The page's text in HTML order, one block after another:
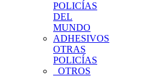
POLICÍAS
DEL
MUNDO
ADHESIVOS
OTRAS
POLICÍAS
OTROS